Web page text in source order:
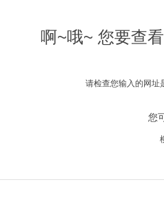
啊~哦~ 您要查
请检查您输入的网址
您